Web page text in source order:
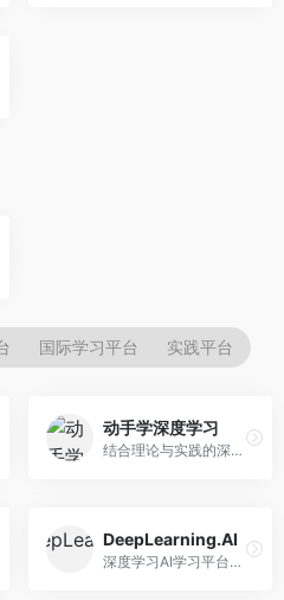
国际学习平台 实践平台
动手学深度学习
结合理论与实践的深度学习教材，专注于代码驱动学习。面向学生和开发者，提供深度学习理论、代码实现、练习题等资源，学习体验好。
DeepLearning.AI
深度学习AI学习平台，由吴恩达创立。面向AI学习者，提供深度学习专项课程、AI新闻、技术社区等资源，课程质量权威。